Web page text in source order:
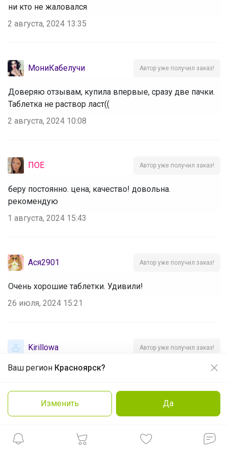
Ваш регион Красноярск?
Изменить Да
ни кто не жаловался
2 августа, 2024 13:35
МониКабелучи Автор уже получил заказ!
Доверяю отзывам, купила впервые, сразу две пачки.
Таблетка не раствор ласт((
2 августа, 2024 10:08
ПОЕ Автор уже получил заказ!
беру постоянно. цена, качество! довольна.
рекомендую
1 августа, 2024 15:43
Ася2901 Автор уже получил заказ!
Очень хорошие таблетки. Удивили!
26 июля, 2024 15:21
Kirillowa Автор уже получил заказ!
Самое лучшее средство для посудомойки
Автор уже получил заказ!
Продолжая использовать этот сайт и нажимая кнопку
Принять